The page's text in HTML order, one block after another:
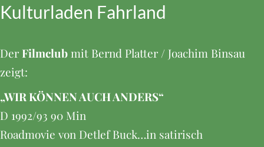
Kulturladen Fahrland
Der Filmclubmit Bernd Platter / Joachim Binsau
zeigt:
„WIR KÖNNEN AUCH ANDERS“
D 1992/93 90 Min
Roadmovie von Detlef Buck…in satirisch